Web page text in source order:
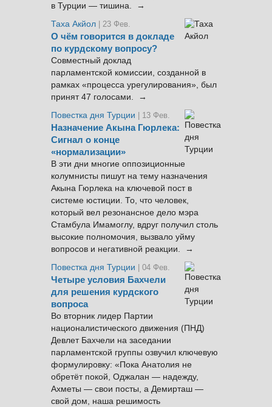
в Турции — тишина. →
Таха Акйол | 23 Фев.
О чём говорится в докладе
по курдскому вопросу?
Совместный доклад
парламентской комиссии, созданной в
рамках «процесса урегулирования», был
принят 47 голосами. →
Повестка дня Турции
| 13 Фев.
Назначение Акына Гюрлека:
Сигнал о конце
«нормализации»
В эти дни многие оппозиционные
колумнисты пишут на тему назначения
Акына Гюрлека на ключевой пост в
системе юстиции. То, что человек,
который вел резонансное дело мэра
Стамбула Имамоглу, вдруг получил столь
высокие полномочия, вызвало уйму
вопросов и негативной реакции. →
Повестка дня Турции
| 04 Фев.
Четыре условия Бахчели
для решения курдского
вопроса
Во вторник лидер Партии
националистического движения (ПНД)
Девлет Бахчели на заседании
парламентской группы озвучил ключевую
формулировку: «Пока Анатолия не
обретёт покой, Оджалан — надежду,
Ахметы — свои посты, а Демирташ —
свой дом, наша решимость